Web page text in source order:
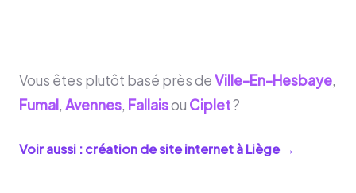
Vous êtes plutôt basé près deVille-En-Hesbaye,
Fumal, Avennes, Fallaisou Ciplet?
Voir aussi : création de site internet àLiège→